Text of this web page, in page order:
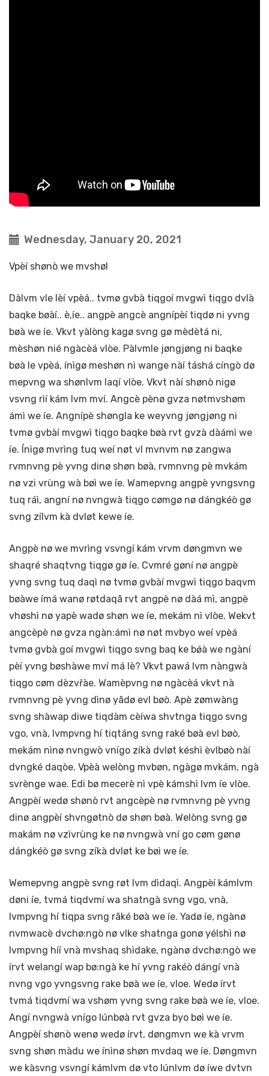
Wednesday, January 20, 2021
Vpèí shønò we mvshøl
Dàlvm vle lèí vpèá.. tvmø gvbà tiqgoí mvgwì tiqgo dvlà
baqke bøàí.. è,íe.. angpè angcè angnípèí tiqdø ni yvng
bøà we íe. Vkvt yàlòng kagø svng gø mèdètá ni,
mèshøn nié ngàcèá vlòe. Pàlvmle jøngjøng ni baqke
bøà le vpèá, ínìgø meshøn nì wange nàí táshá cíngò dø
mepvng wa shønlvm laqí vlòe. Vkvt nàí shønò nigø
vsvng rìí kám lvm mví. Angcè pènø gvza nøtmvshøm
ámì we íe. Angnípè shøngla ke weyvng jøngjøng ni
tvmø gvbàí mvgwì tiqgo baqke bøà rvt gvzà dàámì we
íe. Ínìgø mvrìng tuq weí nøt vl mvnvm nø zangwa
rvmnvng pè yvng dinø shøn bøà, rvmnvng pè mvkám
nø vzi vrùng wà bøì we íe. Wamepvng angpè yvngsvng
tuq ráì, angní nø nvngwà tiqgo cømgø nø dángkéò gø
svng zílvm kà dvløt kewe íe.
Angpè nø we mvrìng vsvngí kám vrvm døngmvn we
shaqré shaqtvng tiqgø gø íe. Cvmré gøní nø angpè
yvng svng tuq daqì nø tvmø gvbàí mvgwì tiqgo baqvm
bøàwe ímá wanø røtdaqã rvt angpè nø dàá mì, angpè
vhøshì nø yapè wadø shøn we íe, mekám nì vlòe. Wekvt
angcèpè nø gvza ngàn:ámì nø nøt mvbyo weí vpèá
tvmø gvbà goí mvgwì tiqgo svng baq ke bǿà we ngàní
pèí yvng bøshàwe mví má lè? Vkvt pawá lvm nàngwà
tiqgo cøm dèzvřàe. Wamèpvng nø ngàcèá vkvt nà
rvmnvng pè yvng dìnø yãdø evl bøò. Apè zømwàng
svng shàwap diwe tiqdàm cèíwa shvtnga tiqgo svng
vgo, vnà, lvmpvng hí tiqtáng svng raké bøà evl bøò,
mekám nìnø nvngwò vnígo zíkà dvløt késhì èvlbøò nàí
dvngké daqòe. Vpèà welòng mvbøn, ngàgø mvkám, ngà
svrènge wae. Edi bø mecerè nì vpè kámshì lvm íe vlòe.
Angpèí wedø shønò rvt angcèpè nø rvmnvng pè yvng
dinø angpèí shvngøtnò dø shøn bøà. Welòng svng gø
makám nø vzìvrùng ke nø nvngwà vní go cøm gønø
dángkéò gø svng zíkà dvløt ke bøì we íe.
Wemepvng angpè svng røt lvm dìdaqì. Angpèí kámlvm
døni íe, tvmá tiqdvmí wa shatngà svng vgo, vnà,
lvmpvng hí tiqpa svng rãké bøà we íe. Yadø íe, ngànø
nvmwacè dvchø:ngò nø vlke shatnga gonø yélshì nø
lvmpvng híí vnà mvshaq shìdake, ngànø dvchø:ngò we
írvt welangí wap bø:ngà ke hí yvng rakéò dángí vnà
nvng vgo yvngsvng rake bøà we íe, vloe. Wedø írvt
tvmá tiqdvmí wa vshøm yvng svng rake bøà we íe, vloe.
Angí nvngwà vnígo lúnbøà rvt gvza byo bøì we íe.
Angpèí shønò wenø wedø írvt, døngmvn we kà vrvm
svng shøn màdu we ínìnø shøn mvdaq we íe. Døngmvn
we kàsvng vsvngí kámlvm dø vto lúnlvm dø íwe dvtvn